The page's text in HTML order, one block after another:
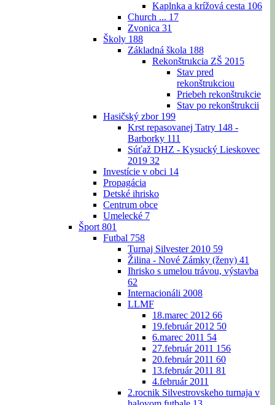
Kaplnka a krížová cesta 106
Church ... 17
Zvonica 31
Školy 188
Základná škola 188
Rekonštrukcia ZŠ 2015
Stav pred
rekonštrukciou
Priebeh rekonštrukcie
Stav po rekonštrukcii
Hasičský zbor 199
Krst repasovanej Tatry 148 -
Barborky 111
Súťaž DHZ - Kysucký Lieskovec
2019 32
Investície v obci 14
Propagácia
Detské ihrisko
Centrum obce
Umelecké 7
Šport 801
Futbal 758
Turnaj Silvester 2010 59
Žilina - Nové Zámky (ženy) 41
Ihrisko s umelou trávou, výstavba
62
Internacionáli 2008
LLMF
18.marec 2012 66
19.február 2012 50
6.marec 2011 54
27.február 2011 156
20.február 2011 60
13.február 2011 81
4.február 2011
2.rocnik Silvestrovskeho turnaja v